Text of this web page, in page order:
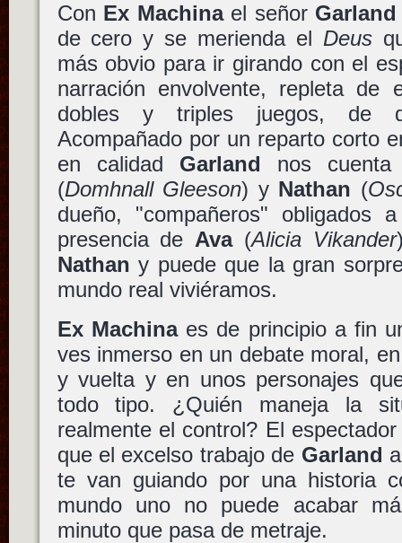
Con Ex Machinael señor Garland
de cero y se merienda el Deus
más obvio para ir girando con el
narración envolvente, repleta de
dobles y triples juegos, de
Acompañado por un reparto corto
en calidad Garland nos
(Domhnall Gleeson) y Nathan (
dueño, "compañeros" obligados
presencia de Ava(Alicia Vikander
Nathan y puede que la gran
mundo real viviéramos.
Ex Machinaes de principio a fin
ves inmerso en un debate moral,
y vuelta y en unos personajes
todo tipo. ¿Quién maneja la
realmente el control? El
que el excelso trabajo de Garland
te van guiando por una historia
mundo uno no puede acabar
minuto que pasa de metraje.